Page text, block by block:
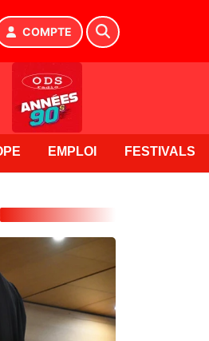
COMPTE
EMPLOI FESTIVALS